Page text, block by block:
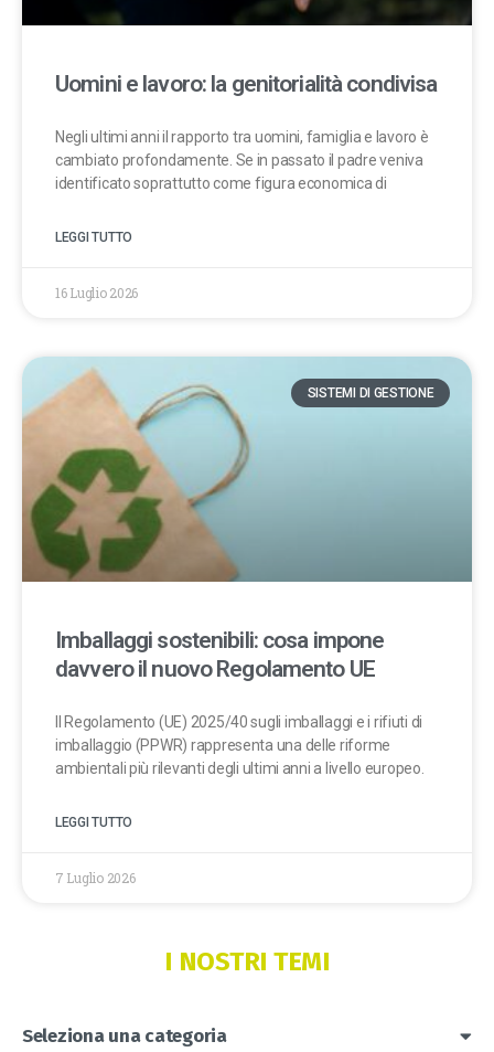
Uomini e lavoro: la genitorialità condivisa
Negli ultimi anni il rapporto tra uomini, famiglia e lavoro è
cambiato profondamente. Se in passato il padre veniva
identificato soprattutto come figura economica di
LEGGI TUTTO
16 Luglio 2026
SISTEMI DI GESTIONE
Imballaggi sostenibili: cosa impone
davvero il nuovo Regolamento UE
Il Regolamento (UE) 2025/40 sugli imballaggi e i rifiuti di
imballaggio (PPWR) rappresenta una delle riforme
ambientali più rilevanti degli ultimi anni a livello europeo.
LEGGI TUTTO
7 Luglio 2026
I NOSTRI TEMI
Seleziona una categoria